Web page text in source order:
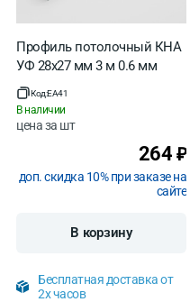
Профиль потолочный КНА
УФ 28х27 мм 3 м 0.6 мм
Код:EA41
В наличии
цена за шт
264 ₽
доп. скидка 10% при заказе на
сайте
В корзину
Бесплатная доставка от
2х часов